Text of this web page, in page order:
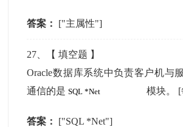
答案： ["主属性"]
27 、【填空题 】
Oracle数据库系统中负责客户机与
通信的是
模块。 [
答案： ["SQL *Net"]